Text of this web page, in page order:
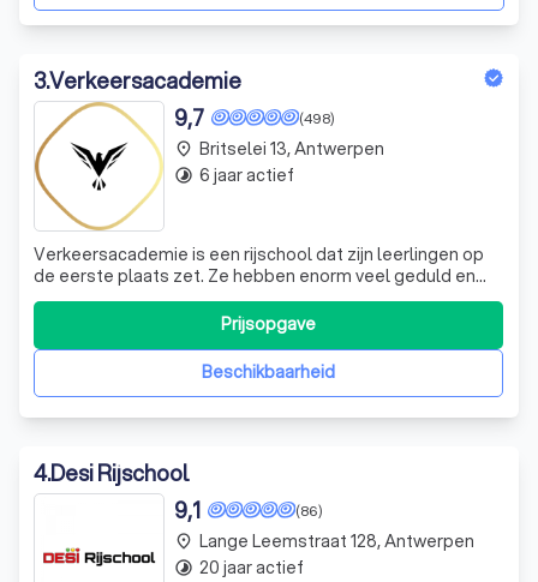
3.Verkeersacademie
(498)
9,7
Verkeersacademie is een rijschool dat zijn leerlingen op
de eerste plaats zet. Ze hebben enorm veel geduld en
een groot hart voor elke leerling. Ze gaan super om met
faalangst en geven effectieve feedback aan de hand van
jou mogelijkheden. Ik had zelf bijna opgegeven maar de
instructeur hebben me alBeschikbaarheid
Prijsopgave
place Britselei 13, Antwerpen
timelapse 6 jaar actief
4.Desi Rijschool
(86)
9,1
place Lange Leemstraat 128, Antwerpen
timelapse 20 jaar actief